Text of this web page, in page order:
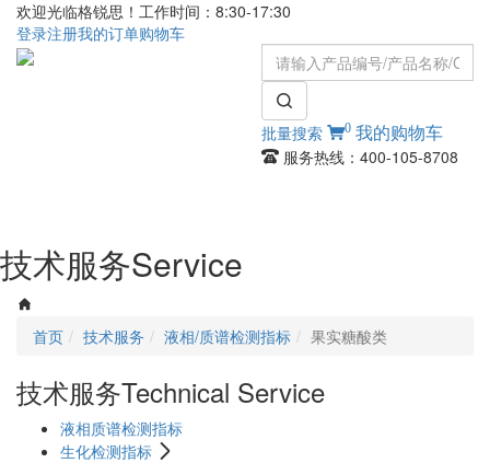
欢迎光临格锐思！工作时间：8:30-17:30
登录注册我的订单购物车
批量搜索 0 我的购物车
服务热线：400-105-8708
技术服务Service
首页 技术服务 液相/质谱检测指标 果实糖酸类
技术服务Technical Service
液相质谱检测指标
生化检测指标